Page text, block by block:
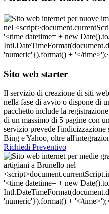
Sito web starter
Il servizio di creazione di siti
nella fase di avvio o dispone di
pacchetto include la
di un massimo di 5 pagine con
servizio prevede
Bing e Yahoo, oltre
Richiedi Preventivo